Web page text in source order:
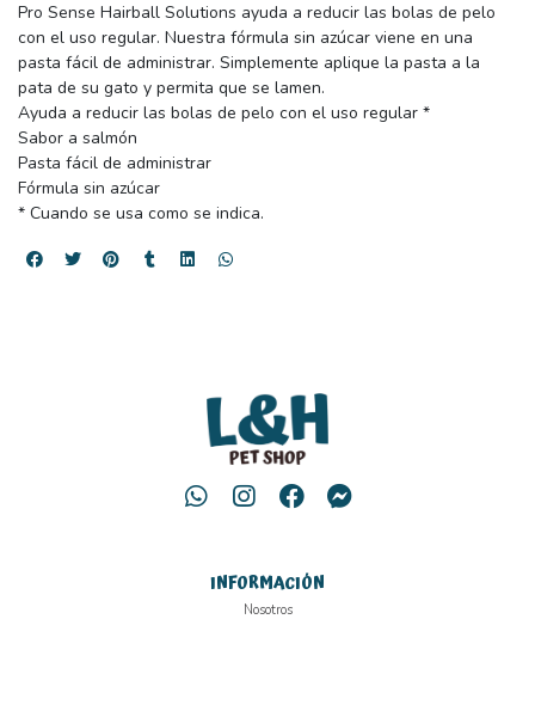
Pro Sense Hairball Solutions ayuda a reducir las bolas de pelo
con el uso regular. Nuestra fórmula sin azúcar viene en una
pasta fácil de administrar. Simplemente aplique la pasta a la
pata de su gato y permita que se lamen.
Ayuda a reducir las bolas de pelo con el uso regular *
Sabor a salmón
Pasta fácil de administrar
Fórmula sin azúcar
* Cuando se usa como se indica.
INFORMACIÓN
Nosotros